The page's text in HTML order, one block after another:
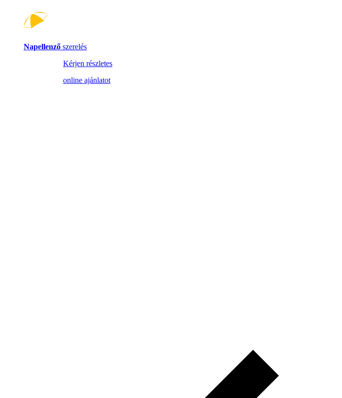
Napellenző szerelés
Kérjen részletes
online ajánlatot